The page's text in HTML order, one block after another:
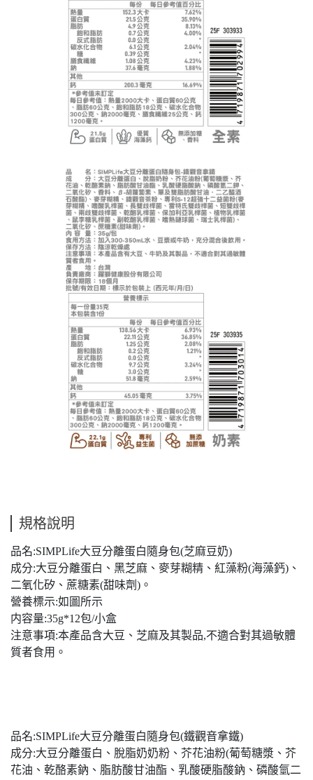
規格說明
品名:SIMPLife大豆分離蛋白隨身包(芝麻豆奶)
成分:大豆分離蛋白、黑芝麻、麥芽糊精、紅藻粉(海藻鈣)、
二氧化矽、蔗糖素(甜味劑)。
營養標示:如圖所示
内容量:35g*12包/小盒
注意事項:本產品含大豆、芝麻及其製品,不適合對其過敏體
質者食用。
品名:SIMPLife大豆分離蛋白隨身包(鐵觀音拿鐵)
成分:大豆分離蛋白、脫脂奶奶粉、芥花油粉(葡萄糖漿、芥
花油、乾酪素鈉、脂肪酸甘油酯、乳酸硬脂酸鈉、磷酸氫二